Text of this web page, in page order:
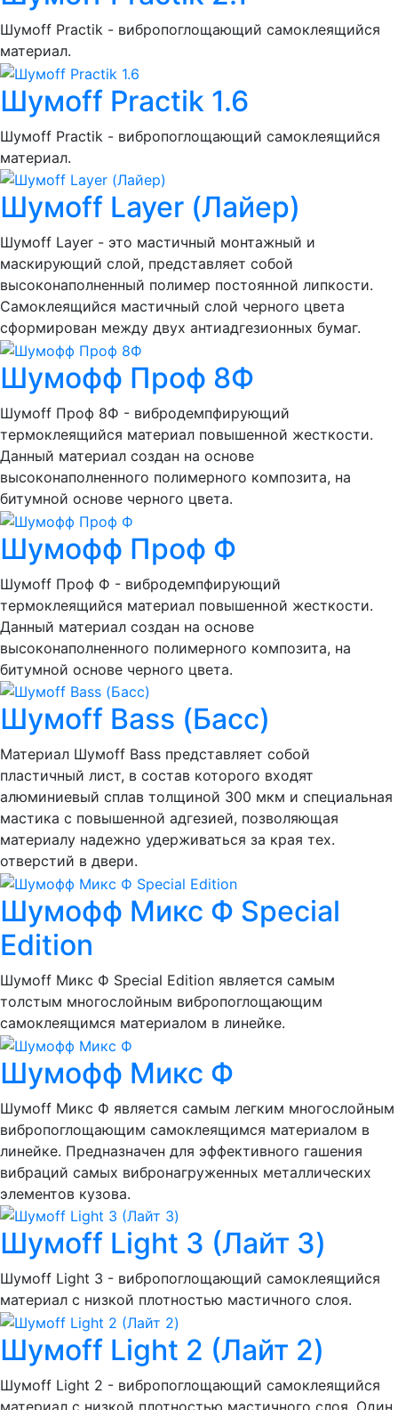
Шумоff Practik - вибропоглощающий самоклеящийся
материал.
Шумoff Practik 1.6
Шумоff Practik - вибропоглощающий самоклеящийся
материал.
Шумоff Layer (Лайер)
Шумоff Layer - это мастичный монтажный и
маскирующий слой, представляет собой
высоконаполненный полимер постоянной липкости.
Самоклеящийся мастичный слой черного цвета
сформирован между двух антиадгезионных бумаг.
Шумофф Проф 8Ф
Шумоff Проф 8Ф - вибродемпфирующий
термоклеящийся материал повышенной жесткости.
Данный материал создан на основе
высоконаполненного полимерного композита, на
битумной основе черного цвета.
Шумофф Проф Ф
Шумоff Проф Ф - вибродемпфирующий
термоклеящийся материал повышенной жесткости.
Данный материал создан на основе
высоконаполненного полимерного композита, на
битумной основе черного цвета.
Шумоff Bass (Басс)
Материал Шумоff Bass представляет собой
пластичный лист, в состав которого входят
алюминиевый сплав толщиной 300 мкм и специальная
мастика с повышенной адгезией, позволяющая
материалу надежно удерживаться за края тех.
отверстий в двери.
Шумофф Микс Ф Special
Edition
Шумоff Микс Ф Special Edition является самым
толстым многослойным вибропоглощающим
самоклеящимся материалом в линейке.
Шумофф Микс Ф
Шумоff Микс Ф является самым легким многослойным
вибропоглощающим самоклеящимся материалом в
линейке. Предназначен для эффективного гашения
вибраций самых вибронагруженных металлических
элементов кузова.
Шумоff Light 3 (Лайт 3)
Шумоff Light 3 - вибропоглощающий самоклеящийся
материал с низкой плотностью мастичного слоя.
Шумоff Light 2 (Лайт 2)
Шумоff Light 2 - вибропоглощающий самоклеящийся
материал с низкой плотностью мастичного слоя. Один